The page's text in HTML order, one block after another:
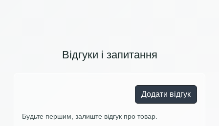
Відгуки і запитання
Додати відгук
Будьте першим, залиште відгук про товар.